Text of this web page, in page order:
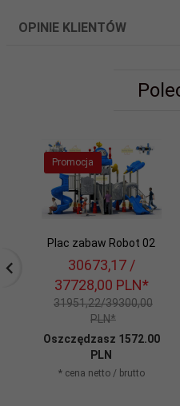
OPINIE KLIENTÓW
Promocja
Plac zabaw Robot 02
30673,17 /
37728,00 PLN*
31951,22/39300,00
PLN*
Oszczędzasz 1572.00
PLN
* cena netto / brutto